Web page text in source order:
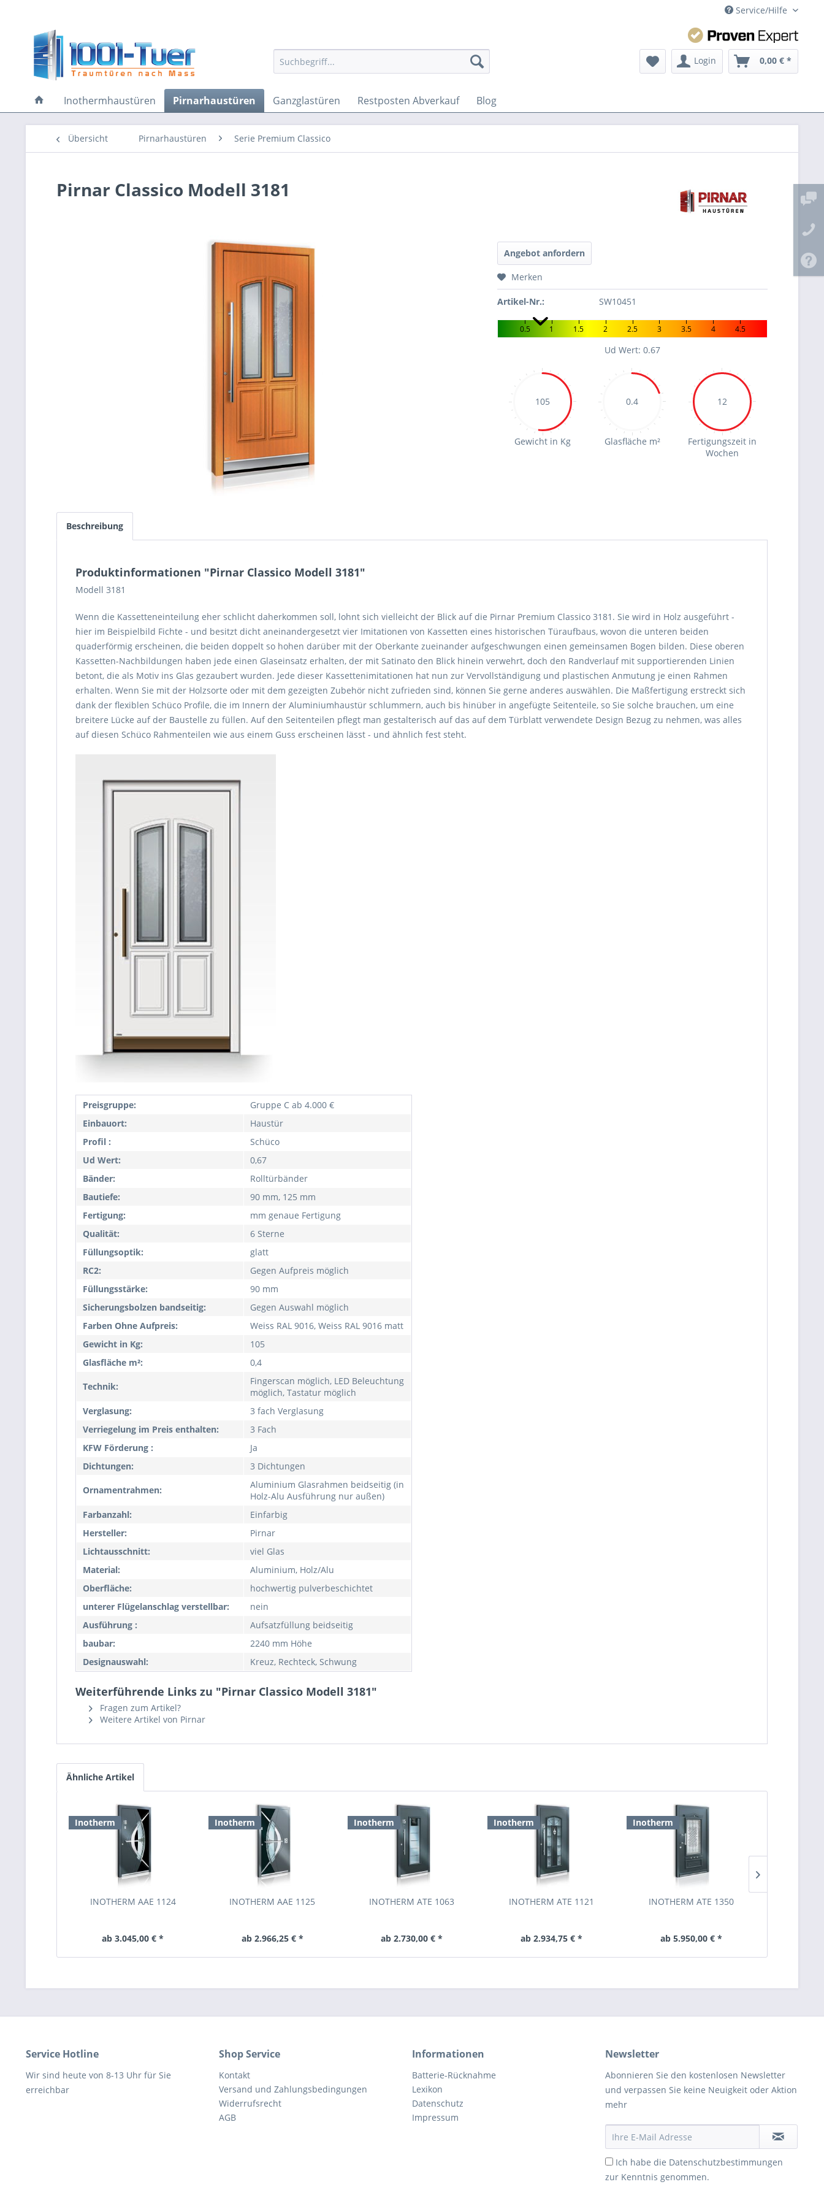
Service/Hilfe
Login 0,00 € *
Inothermhaustüren Pirnarhaustüren Ganzglastüren Restposten Abverkauf Blog
Übersicht Pirnarhaustüren Serie Premium Classico
Pirnar Classico Modell 3181
Angebot anfordern
Merken
Artikel-Nr.: SW10451
0.5 1 1.5 2 2.5 3 3.5 4 4.5
Ud Wert: 0.67
105
Gewicht in Kg
0.4
Glasfläche m²
12
Fertigungszeit in
Wochen
Beschreibung
Produktinformationen "Pirnar Classico Modell 3181"
Modell 3181
Wenn die Kassetteneinteilung eher schlicht daherkommen soll, lohnt sich vielleicht der Blick auf die Pirnar Premium Classico 3181. Sie wird in Holz ausgeführt -
hier im Beispielbild Fichte - und besitzt dicht aneinandergesetzt vier Imitationen von Kassetten eines historischen Türaufbaus, wovon die unteren beiden
quaderförmig erscheinen, die beiden doppelt so hohen darüber mit der Oberkante zueinander aufgeschwungen einen gemeinsamen Bogen bilden. Diese oberen
Kassetten-Nachbildungen haben jede einen Glaseinsatz erhalten, der mit Satinato den Blick hinein verwehrt, doch den Randverlauf mit supportierenden Linien
betont, die als Motiv ins Glas gezaubert wurden. Jede dieser Kassettenimitationen hat nun zur Vervollständigung und plastischen Anmutung je einen Rahmen
erhalten. Wenn Sie mit der Holzsorte oder mit dem gezeigten Zubehör nicht zufrieden sind, können Sie gerne anderes auswählen. Die Maßfertigung erstreckt sich
dank der flexiblen Schüco Profile, die im Innern der Aluminiumhaustür schlummern, auch bis hinüber in angefügte Seitenteile, so Sie solche brauchen, um eine
breitere Lücke auf der Baustelle zu füllen. Auf den Seitenteilen pflegt man gestalterisch auf das auf dem Türblatt verwendete Design Bezug zu nehmen, was alles
auf diesen Schüco Rahmenteilen wie aus einem Guss erscheinen lässt - und ähnlich fest steht.
Preisgruppe:
Gruppe C ab 4.000 €
Einbauort:
Haustür
Profil :
Schüco
Ud Wert:
0,67
Bänder:
Rolltürbänder
Bautiefe:
90 mm, 125 mm
Fertigung:
mm genaue Fertigung
Qualität:
6 Sterne
Füllungsoptik:
glatt
RC2:
Gegen Aufpreis möglich
Füllungsstärke:
90 mm
Sicherungsbolzen bandseitig:
Gegen Auswahl möglich
Farben Ohne Aufpreis:
Weiss RAL 9016, Weiss RAL 9016 matt
Gewicht in Kg:
105
Glasfläche m²:
0,4
Technik:
Fingerscan möglich, LED Beleuchtung
möglich, Tastatur möglich
Verglasung:
3 fach Verglasung
Verriegelung im Preis enthalten:
3 Fach
KFW Förderung :
Ja
Dichtungen:
3 Dichtungen
Ornamentrahmen:
Aluminium Glasrahmen beidseitig (in
Holz-Alu Ausführung nur außen)
Farbanzahl:
Einfarbig
Hersteller:
Pirnar
Lichtausschnitt:
viel Glas
Material:
Aluminium, Holz/Alu
Oberfläche:
hochwertig pulverbeschichtet
unterer Flügelanschlag verstellbar:
nein
Ausführung :
Aufsatzfüllung beidseitig
baubar:
2240 mm Höhe
Designauswahl:
Kreuz, Rechteck, Schwung
Weiterführende Links zu "Pirnar Classico Modell 3181"
Fragen zum Artikel?
Weitere Artikel von Pirnar
Ähnliche Artikel
Inotherm
INOTHERM AAE 1124
ab 3.045,00 € *
Inotherm
INOTHERM AAE 1125
ab 2.966,25 € *
Inotherm
INOTHERM ATE 1063
ab 2.730,00 € *
Inotherm
INOTHERM ATE 1121
ab 2.934,75 € *
Inotherm
INOTHERM ATE 1350
ab 5.950,00 € *
Service Hotline
Wir sind heute von 8-13 Uhr für Sie
erreichbar
Shop Service
Kontakt
Versand und Zahlungsbedingungen
Widerrufsrecht
AGB
Informationen
Batterie-Rücknahme
Lexikon
Datenschutz
Impressum
Newsletter
Abonnieren Sie den kostenlosen Newsletter
und verpassen Sie keine Neuigkeit oder Aktion
mehr
Ich habe die Datenschutzbestimmungen
zur Kenntnis genommen.